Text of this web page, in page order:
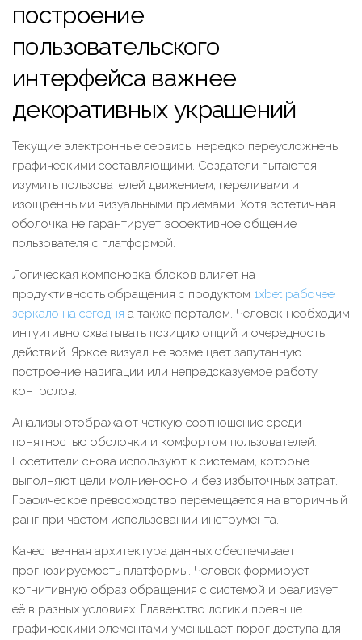
построение
пользовательского
интерфейса важнее
декоративных украшений
Текущие электронные сервисы нередко переусложнены
графическими составляющими. Создатели пытаются
изумить пользователей движением, переливами и
изощренными визуальными приемами. Хотя эстетичная
оболочка не гарантирует эффективное общение
пользователя с платформой.
Логическая компоновка блоков влияет на
продуктивность обращения с продуктом 1xbet рабочее
зеркало на сегодня а также порталом. Человек необходим
интуитивно схватывать позицию опций и очередность
действий. Яркое визуал не возмещает запутанную
построение навигации или непредсказуемое работу
контролов.
Анализы отображают четкую соотношение среди
понятностью оболочки и комфортом пользователей.
Посетители снова используют к системам, которые
выполняют цели молниеносно и без избыточных затрат.
Графическое превосходство перемещается на вторичный
ранг при частом использовании инструмента.
Качественная архитектура данных обеспечивает
прогнозируемость платформы. Человек формирует
когнитивную образ обращения с системой и реализует
её в разных условиях. Главенство логики превыше
графическими элементами уменьшает порог доступа для